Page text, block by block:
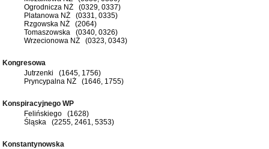
Ogrodnicza NŻ (0329, 0337)
Platanowa NŻ (0331, 0335)
Rzgowska NŻ (2064)
Tomaszowska (0340, 0326)
Wrzecionowa NŻ (0323, 0343)
Kongresowa
Jutrzenki (1645, 1756)
Pryncypalna NŻ (1646, 1755)
Konspiracyjnego WP
Felińskiego (1628)
Śląska (2255, 2461, 5353)
Konstantynowska